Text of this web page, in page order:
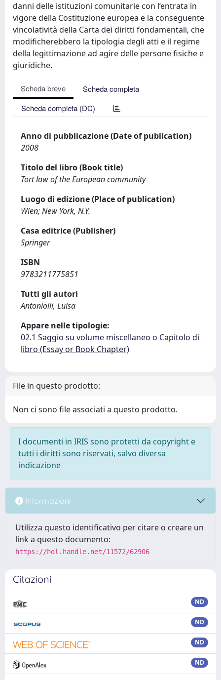
danni delle istituzioni comunitarie con l’entrata in
vigore della Costituzione europea e la conseguente
vincolatività della Carta dei diritti fondamentali, che
modificherebbero la tipologia degli atti e il regime
della legittimazione ad agire delle persone fisiche e
giuridiche.
Scheda breve
Scheda completa
Scheda completa (DC)
Anno di pubblicazione (Date of publication)
2008
Titolo del libro (Book title)
Tort law of the European community
Luogo di edizione (Place of publication)
Wien; New York, N.Y.
Casa editrice (Publisher)
Springer
ISBN
9783211775851
Tutti gli autori
Antoniolli, Luisa
Appare nelle tipologie:
02.1 Saggio su volume miscellaneo o Capitolo di
libro (Essay or Book Chapter)
File in questo prodotto:
Non ci sono file associati a questo prodotto.
I documenti in IRIS sono protetti da copyright e
tutti i diritti sono riservati, salvo diversa
indicazione
Informazioni
Utilizza questo identificativo per citare o creare un
link a questo documento:
https://hdl.handle.net/11572/62906
Citazioni
ND
ND
ND
ND